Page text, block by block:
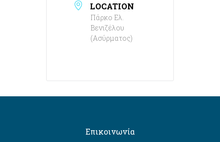
LOCATION
Πάρκο Ελ.
Βενιζέλου
(Ασύρματος)
Επικοινωνία